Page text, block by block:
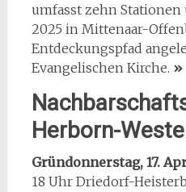
umfasst zehn Stationen
2025 in Mittenaar-
Entdeckungspfad
Evangelischen Kirche. »
Herborn-
Gründonnerstag, 17.
18 Uhr Driedorf-